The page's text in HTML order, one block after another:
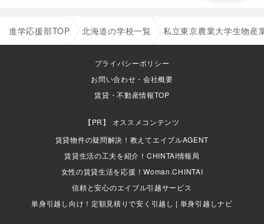
進学応援部TOP 北海道の学校一覧 私立東京農業大学生物産
プライバシーポリシー
お問い合わせ・会社概要
賃貸・不動産情報TOP
オススメコンテンツ
賃貸物件の疑問解決！教えてエイブルAGENT
賃貸生活の工夫を紹介！CHINTAI情報局
女性の賃貸生活を応援！Woman.CHINTAI
信頼と安心のエイブル引越サービス
単身引越し向け！定額見積りで安く引越し | 単身引越しナビ